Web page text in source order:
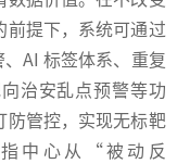
提下，系统可通过
AI 标签体系、重复
治安乱点预警等功
防管控，实现无标靶
中心从“被动反